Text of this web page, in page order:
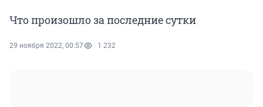
Что произошло за последние сутки
29 ноября 2022, 00:57 1 232